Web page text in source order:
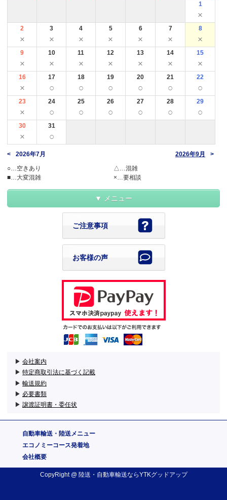
1
×
2
×
3
×
4
×
5
×
6
×
7
×
8
×
9
×
10
×
11
×
12
×
13
×
14
×
15
×
16
×
17
○
18
○
19
○
20
○
21
○
22
○
23
×
24
○
25
○
26
○
27
○
28
○
29
○
30
×
31
○
2026年7月
2026年9月
○…空きあり
△…混雑
■…大変混雑
×…要相談
メニュー
ご注意事項
お客様の声
▶ 会社案内
▶ 特定商取引法に基づく記載
▶ 輸送規約
▶ 必要書類
▶ 譲渡証明書・委任状
自動車輸送・陸送メニュー
エコノミーコース発着地
会社概要
CopyRight @ 陸送・自動車輸送ならYTKグッドアップ